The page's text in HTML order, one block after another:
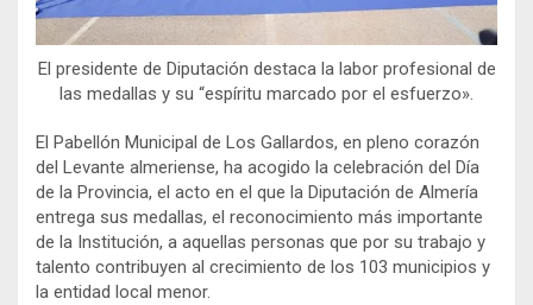
El presidente de Diputación destaca la labor profesional de
las medallas y su “espíritu marcado por el esfuerzo».
El Pabellón Municipal de Los Gallardos, en pleno corazón
del Levante almeriense, ha acogido la celebración del Día
de la Provincia, el acto en el que la Diputación de Almería
entrega sus medallas, el reconocimiento más importante
de la Institución, a aquellas personas que por su trabajo y
talento contribuyen al crecimiento de los 103 municipios y
la entidad local menor.